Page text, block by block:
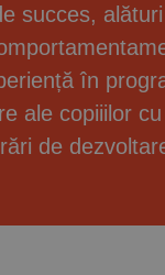
succes,
în
ale copiiilor
de